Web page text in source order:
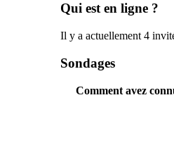
Qui est en ligne ?
Il y a actuellement 4
Sondages
Comment avez